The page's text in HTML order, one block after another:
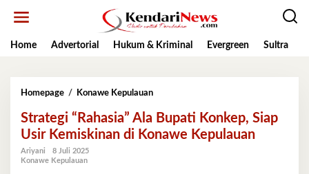
Home
Advertorial Hukum & Kriminal Evergreen Sultra
Homepage / Konawe KepulauanStrategi
Ala
Bupati
Konkep,
Strategi “Rahasia” Ala Bupati Konkep, Siap
Usir Kemiskinan di Konawe Kepulauan
Ariyani
8 Juli 2025
Konawe Kepulauan